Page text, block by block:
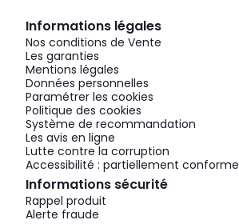
Informations légales
Nos conditions de Vente
Les garanties
Mentions légales
Données personnelles
Paramétrer les cookies
Politique des cookies
Système de recommandation
Les avis en ligne
Lutte contre la corruption
Accessibilité : partiellement conforme
Informations sécurité
Rappel produit
Alerte fraude